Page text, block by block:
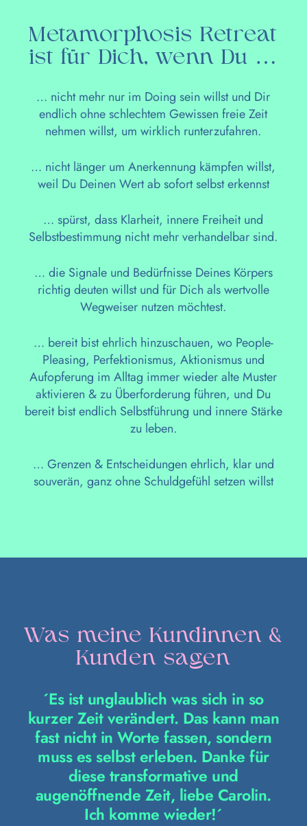
Metamorphosis Retreat
ist für Dich, wenn Du …
… nicht mehr nur im Doing sein willst und Dir
endlich ohne schlechtem Gewissen freie Zeit
nehmen willst, um wirklich runterzufahren.
… nicht länger um Anerkennung kämpfen willst,
weil Du Deinen Wert ab sofort selbst erkennst
… spürst, dass Klarheit, innere Freiheit und
Selbstbestimmung nicht mehr verhandelbar sind.
… die Signale und Bedürfnisse Deines Körpers
richtig deuten willst und für Dich als wertvolle
Wegweiser nutzen möchtest.
… bereit bist ehrlich hinzuschauen, wo People-
Pleasing, Perfektionismus, Aktionismus und
Aufopferung im Alltag immer wieder alte Muster
aktivieren & zu Überforderung führen, und Du
bereit bist endlich Selbstführung und innere Stärke
zu leben.
… Grenzen & Entscheidungen ehrlich, klar und
souverän, ganz ohne Schuldgefühl setzen willst
Was meine Kundinnen &
Kunden sagen
´Es ist unglaublich was sich in so
kurzer Zeit verändert. Das kann man
fast nicht in Worte fassen, sondern
muss es selbst erleben. Danke für
diese transformative und
augenöffnende Zeit, liebe Carolin.
Ich komme wieder!´